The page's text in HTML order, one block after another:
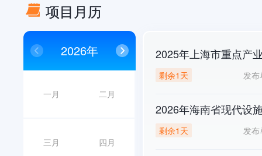
项目月历
2026年
一月 二月
三月 四月
2025年上海市重点产
剩余1天 发
2026年海南省现代设
剩余1天 发